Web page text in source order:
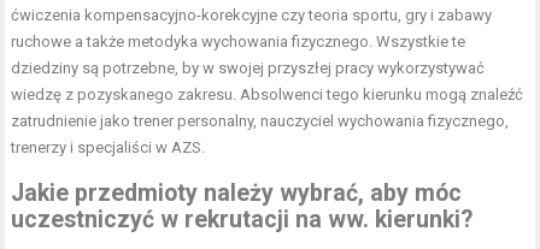
ćwiczenia kompensacyjno-korekcyjne czy teoria sportu, gry i zabawy
ruchowe a także metodyka wychowania fizycznego. Wszystkie te
dziedziny są potrzebne, by w swojej przyszłej pracy wykorzystywać
wiedzę z pozyskanego zakresu. Absolwenci tego kierunku mogą znaleźć
zatrudnienie jako trener personalny, nauczyciel wychowania fizycznego,
trenerzy i specjaliści w AZS.
Jakie przedmioty należy wybrać, aby móc
uczestniczyć w rekrutacji na ww. kierunki?